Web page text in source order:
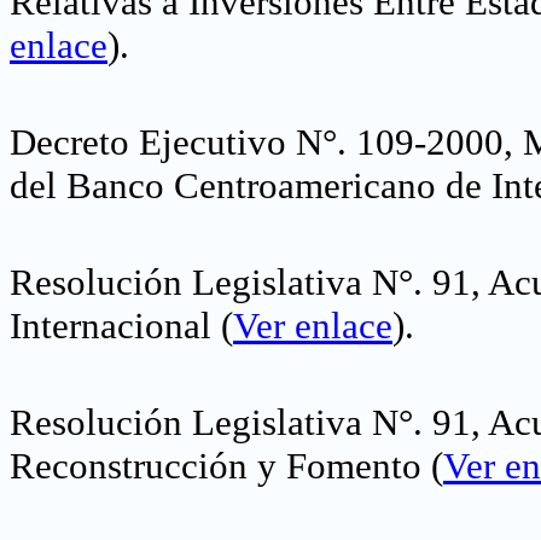
enlace).
Decreto Ejecutivo N°. 109-
del Banco Centroamericano de
Resolución Legislativa N°. 91,
Internacional (Ver enlace).
Resolución Legislativa N°. 91,
Reconstrucción y Fomento (Ver